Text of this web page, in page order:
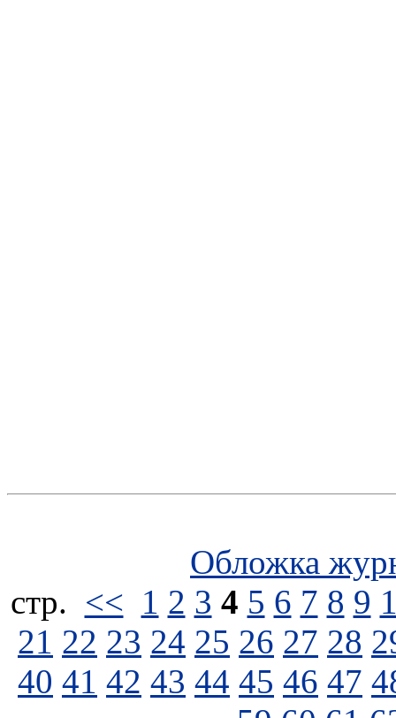
Обложка
стp. << 1 2 3 4 5 6 7 8 9
21 22 23 24 25 26 27 28
40 41 42 43 44 45 46 47